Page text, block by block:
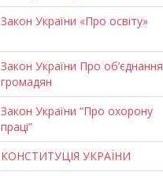
Закон України «Про освіту»
Закон України Про об’єднання
громадян
Закон України “Про охорону
праці”
КОНСТИТУЦІЯ УКРАЇНИ